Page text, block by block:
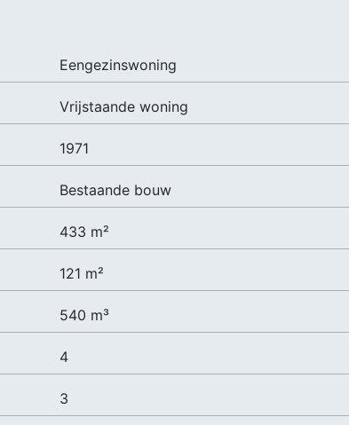
Eengezinswoning
Vrijstaande woning
1971
Bestaande bouw
433 m²
121 m²
540 m³
4
3